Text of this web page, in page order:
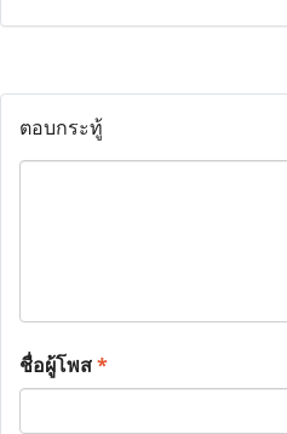
ตอบกระทู้
ชื่อผู้โพส*